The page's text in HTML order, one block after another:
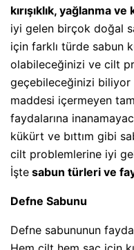
kırışıklık, yağlanma ve
iyi gelen birçok doğal
için farklı türde sabun
olabileceğinizi ve cilt
geçebileceğinizi biliyor
maddesi içermeyen
faydalarına
kükürt ve bıttım gibi
cilt problemlerine iyi
İşte sabun türleri ve
Defne Sabunu
Defne sabununun